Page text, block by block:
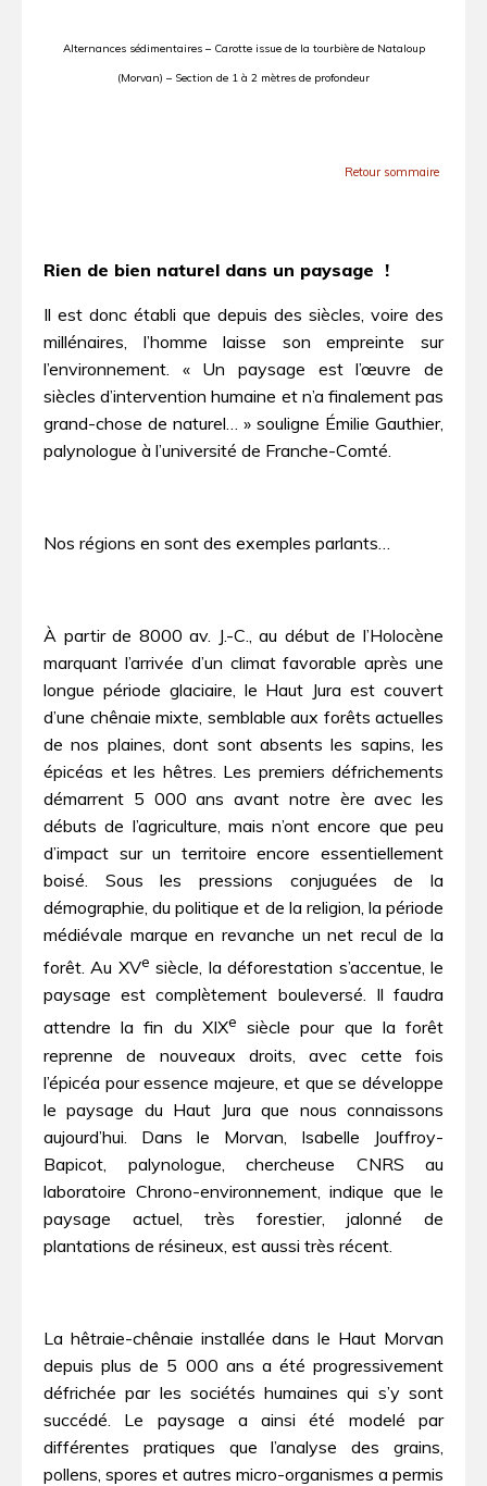
Alternances sédimentaires – Carotte issue de la tourbière de Nataloup
(Morvan) – Section de 1 à 2 mètres de profondeur
Retour sommaire
Rien de bien naturel dans un paysage !
Il est donc établi que depuis des siècles, voire des
millénaires, l’homme laisse son empreinte sur
l’environnement. « Un paysage est l’œuvre de
siècles d’intervention humaine et n’a finalement pas
grand-chose de naturel… » souligne Émilie Gauthier,
palynologue à l’université de Franche-Comté.
Nos régions en sont des exemples parlants…
À partir de 8000 av. J.-C., au début de l’Holocène
marquant l’arrivée d’un climat favorable après une
longue période glaciaire, le Haut Jura est couvert
d’une chênaie mixte, semblable aux forêts actuelles
de nos plaines, dont sont absents les sapins, les
épicéas et les hêtres. Les premiers défrichements
démarrent 5 000 ans avant notre ère avec les
débuts de l’agriculture, mais n’ont encore que peu
d’impact sur un territoire encore essentiellement
boisé. Sous les pressions conjuguées de la
démographie, du politique et de la religion, la période
médiévale marque en revanche un net recul de la
forêt. Au XVe siècle, la déforestation s’accentue, le
paysage est complètement bouleversé. Il faudra
attendre la fin du XIXe
siècle pour que la forêt
reprenne de nouveaux droits, avec cette fois
l’épicéa pour essence majeure, et que se développe
le paysage du Haut Jura que nous connaissons
aujourd’hui. Dans le Morvan, Isabelle Jouffroy-
Bapicot, palynologue, chercheuse CNRS au
laboratoire Chrono-environnement, indique que le
paysage actuel, très forestier, jalonné de
plantations de résineux, est aussi très récent.
La hêtraie-chênaie installée dans le Haut Morvan
depuis plus de 5 000 ans a été progressivement
défrichée par les sociétés humaines qui s’y sont
succédé. Le paysage a ainsi été modelé par
différentes pratiques que l’analyse des grains,
pollens, spores et autres micro-organismes a permis